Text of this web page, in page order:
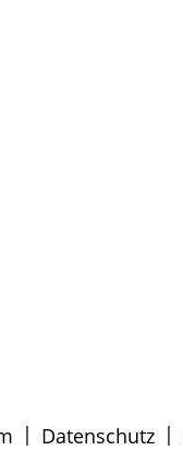
| Datenschutz |